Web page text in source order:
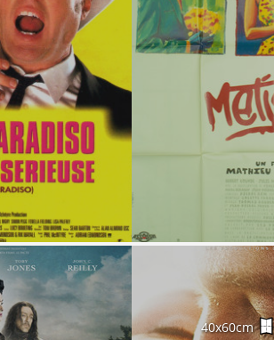
40x60cm